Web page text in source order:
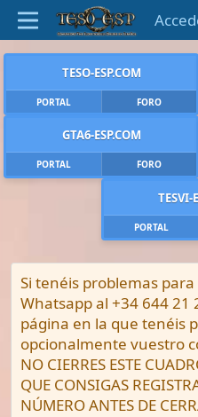
TESO-ESP.COM
PORTAL FORO
GTA6-ESP.COM
PORTAL FORO
TESVI-
PORTAL
Si tenéis problemas
Whatsapp al +34 644 21
página en la que tenéis
opcionalmente vuestro
NO CIERRES ESTE
QUE CONSIGAS
NÚMERO ANTES DE